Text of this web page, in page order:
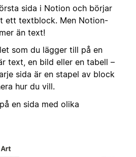
sida i Notion och börjar
ett textblock. Men Notion-
än text!
som du lägger till på en
text, en bild eller en tabell –
sida är en stapel av block
hur du vill.
en sida med olika